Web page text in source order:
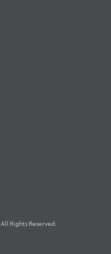
All Rights Reserved.